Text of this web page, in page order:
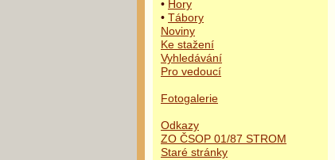
• Hory
• Tábory
Noviny
Ke stažení
Vyhledávání
Pro vedoucí
Fotogalerie
Odkazy
ZO ČSOP 01/87 STROM
Staré stránky